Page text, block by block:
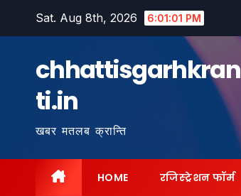
Sat. Aug 8th, 2026 6:01:02 PM
chhattisgarhkran
ti.in
खबर मतलब क्रान्ति
HOME रजिस्ट्रेशन फॉर्म